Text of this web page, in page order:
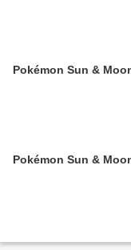
Pokémon Sun &
Pokémon Sun &